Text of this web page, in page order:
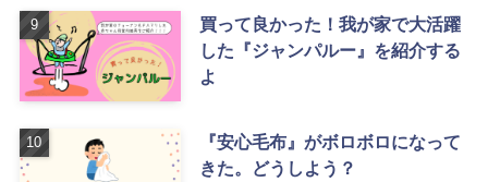
買って良かった！我が家で大活躍
した『ジャンパルー』を紹介する
よ
『安心毛布』がボロボロになって
きた。どうしよう？